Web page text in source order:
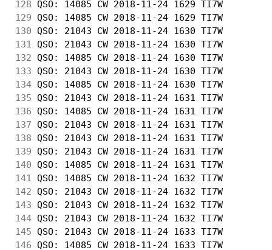
128 QSO: 14085 CW 2018-11-24 1629 TI7W
129 QSO: 14085 CW 2018-11-24 1629 TI7W
130 QSO: 21043 CW 2018-11-24 1630 TI7W
131
QSO: 21043 CW 2018-11-24 1630 TI7W
132 QSO: 14085 CW 2018-11-24 1630 TI7W
133 QSO: 21043 CW 2018-11-24 1630 TI7W
134 QSO: 14085 CW 2018-11-24 1630 TI7W
135 QSO: 21043 CW 2018-11-24 1631 TI7W
136 QSO: 14085 CW 2018-11-24 1631 TI7W
137 QSO: 21043 CW 2018-11-24 1631 TI7W
138 QSO: 21043 CW 2018-11-24 1631 TI7W
139 QSO: 21043 CW 2018-11-24 1631 TI7W
140 QSO: 14085 CW 2018-11-24 1631 TI7W
141
QSO: 14085 CW 2018-11-24 1632 TI7W
142 QSO: 21043 CW 2018-11-24 1632 TI7W
143 QSO: 21043 CW 2018-11-24 1632 TI7W
144 QSO: 21043 CW 2018-11-24 1632 TI7W
145 QSO: 21043 CW 2018-11-24 1633 TI7W
146 QSO: 14085 CW 2018-11-24 1633 TI7W